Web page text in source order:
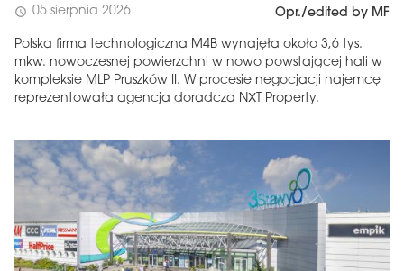
schedule 05 sierpnia 2026 Opr./edited by MF
Polska firma technologiczna M4B wynajęła około 3,6 tys.
mkw. nowoczesnej powierzchni w nowo powstającej hali w
kompleksie MLP Pruszków II. W procesie negocjacji najemcę
reprezentowała agencja doradcza NXT Property.